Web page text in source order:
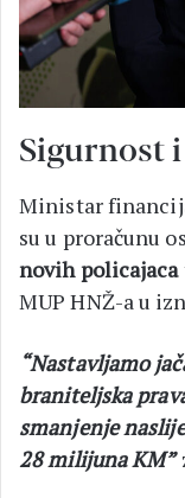
Sigurnost
Ministar
su u proračunu
novih policajaca
MUP HNŽ-a u
“Nastavljamo
braniteljska
smanjenje
28 milijuna KM”